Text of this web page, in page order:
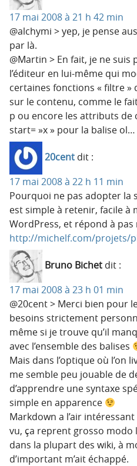
17 mai 2008 à 21 h 42 min
@alchymi > yep, je pense
par là.
@Martin > En fait, je ne suis
l’éditeur en lui-même qui
certaines fonctions « filtre
sur le contenu, comme le
p ou encore les attributs de
start= »x » pour la balise ol…
20cent dit :
17 mai 2008 à 22 h 11 min
Pourquoi ne pas adopter la
est simple à retenir, facile à
WordPress, et répond à
http://michelf.com/projets/
Bruno Bichet dit :
17 mai 2008 à 23 h 01 min
@20cent > Merci bien pour
besoins strictement
même si je trouve qu’il
avec l’ensemble des balises
Mais dans l’optique où l’on
me semble peu jouable de
d’apprendre une syntaxe
simple en apparence
Markdown a l’air intéressant
vu, ça reprent grosso modo
dans la plupart des wiki, à
d’important m’ait échappé.